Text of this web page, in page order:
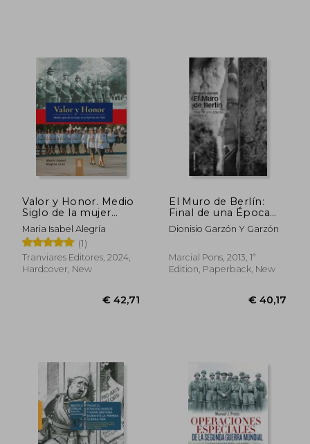
Valor y Honor. Medio
Siglo de la mujer
militar en el Ejército
de Chile. FULL
COLOR (in Spanish)
Maria Isabel Alegría
(1)
Tranviares Editores, 2024,
Hardcover, New
El Muro de Berlín:
Final de una Época
Histórica (in Spanish)
Dionisio Garzón Y Garzón
Marcial Pons, 2013, 1ª
Edition, Paperback, New